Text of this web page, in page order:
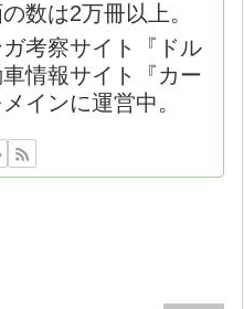
数は2万冊以上。
考察サイト『ドル
情報サイト『カー
インに運営中。